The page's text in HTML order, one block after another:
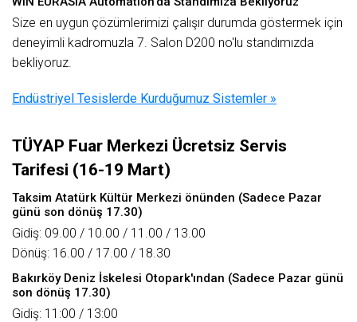
Size en uygun çözümlerimizi çalışır durumda göstermek için
deneyimli kadromuzla 7. Salon D200 no'lu standımızda
bekliyoruz.
Endüstriyel Tesislerde Kurduğumuz Sistemler »
TÜYAP Fuar Merkezi Ücretsiz Servis
Tarifesi (16-19 Mart)
Taksim Atatürk Kültür Merkezi önünden (Sadece Pazar
günü son dönüş 17.30)
Gidiş: 09.00 / 10.00 / 11.00 / 13.00
Dönüş: 16.00 / 17.00 / 18.30
Bakırköy Deniz İskelesi Otopark'ından (Sadece Pazar günü
son dönüş 17.30)
Gidiş: 11:00 / 13:00